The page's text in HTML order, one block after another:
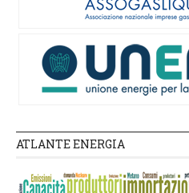
ATLANTE ENERGIA